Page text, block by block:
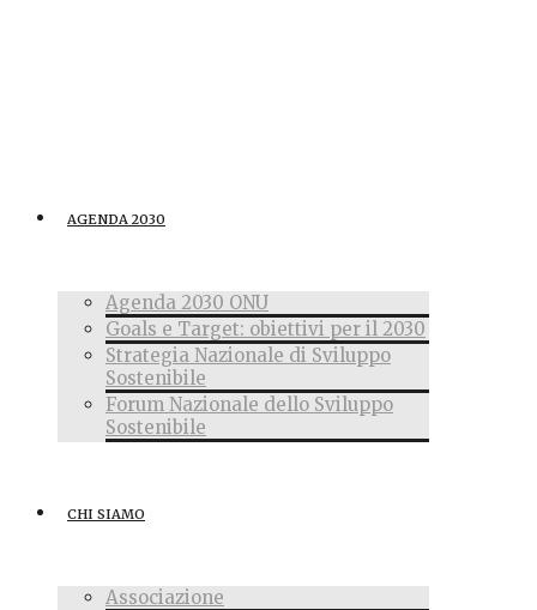
AGENDA 2030
Agenda 2030 ONU
Goals e Target: obiettivi per il 2030
Strategia Nazionale di Sviluppo
Sostenibile
Forum Nazionale dello Sviluppo
Sostenibile
CHI SIAMO
Associazione